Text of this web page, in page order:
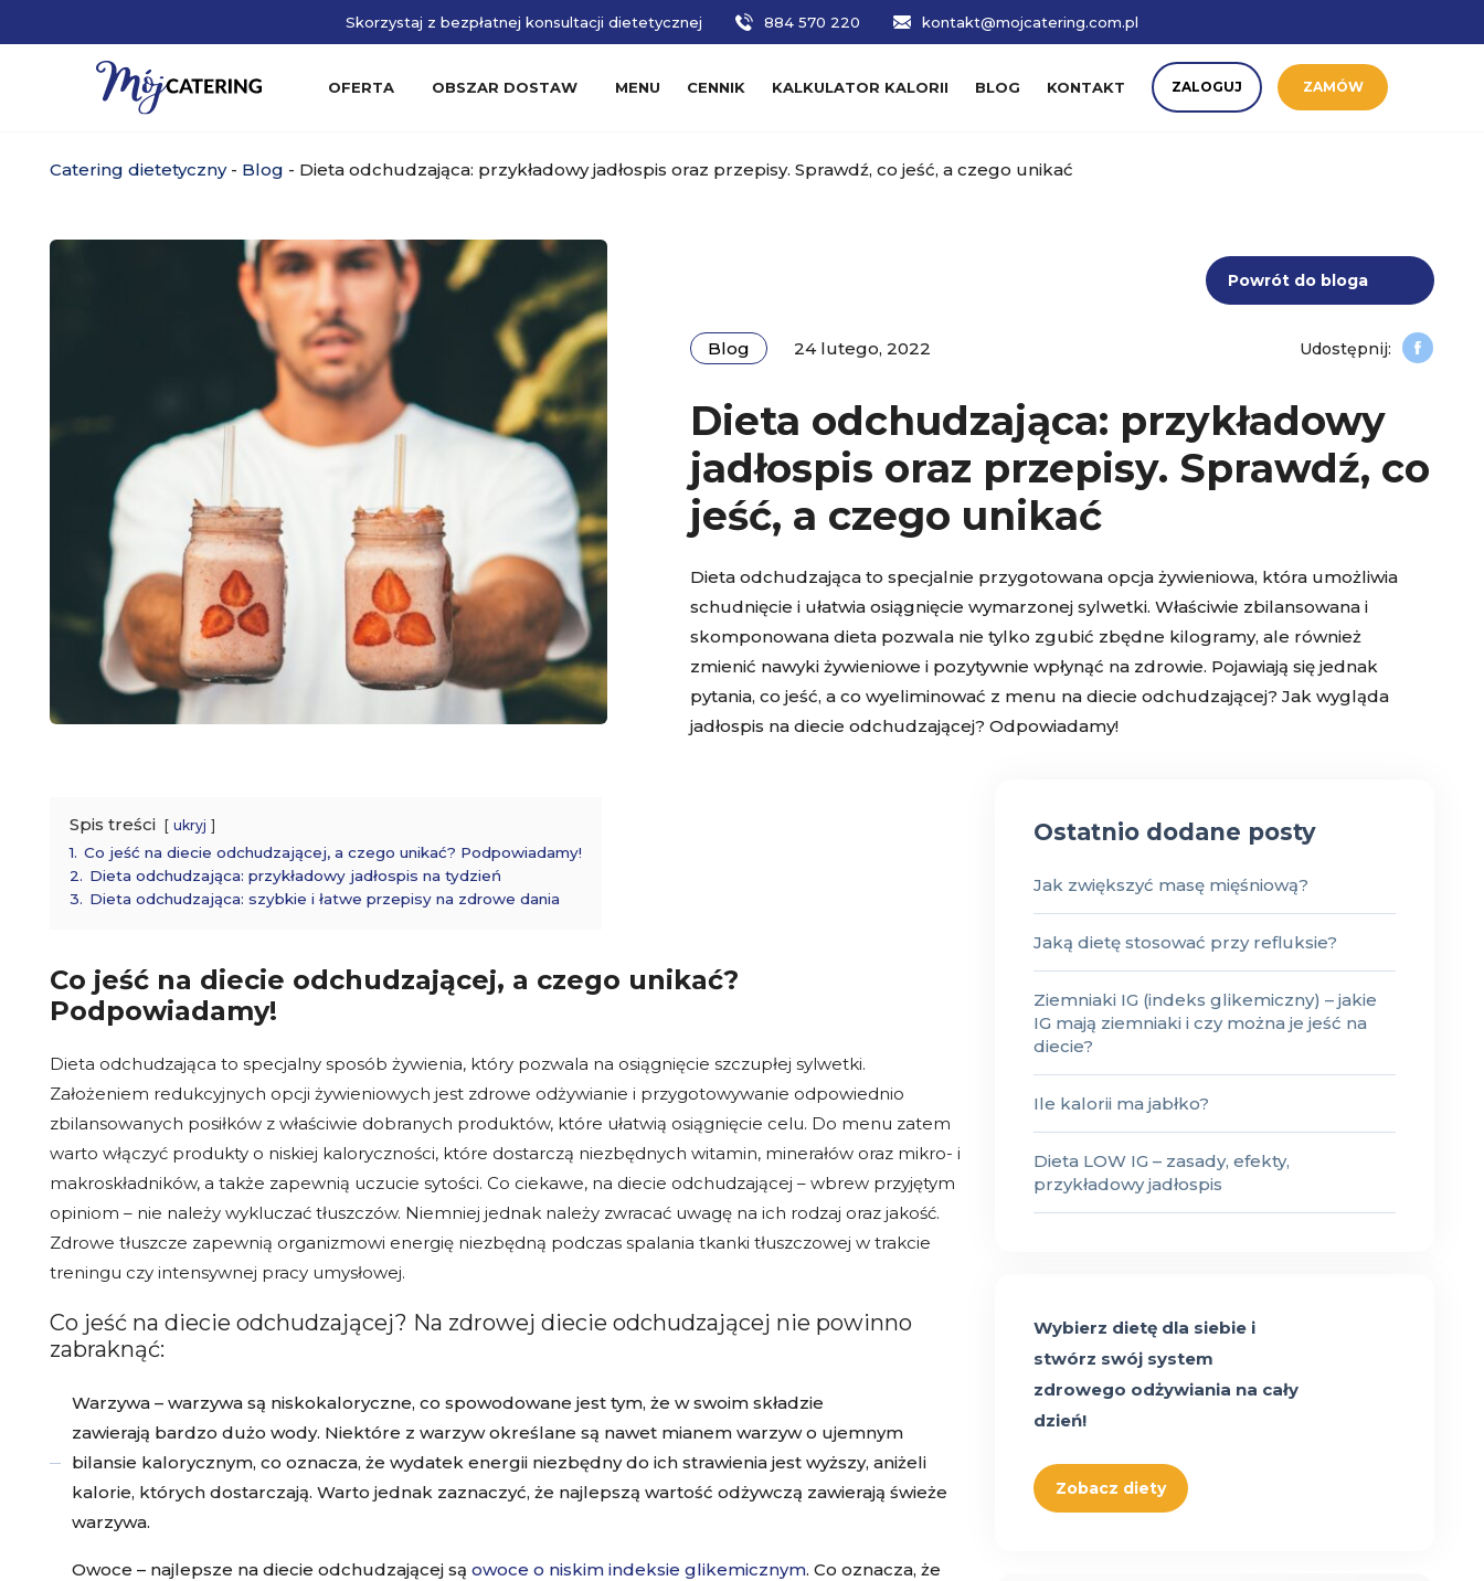
Skorzystaj z bezpłatnej konsultacji dietetycznej 884 570 220 kontakt@mojcatering.com.pl
OFERTA OBSZAR DOSTAW MENU CENNIK KALKULATOR KALORII BLOG KONTAKT ZALOGUJ ZAMÓW
Catering dietetyczny- Blog - Dieta odchudzająca: przykładowy jadłospis oraz przepisy. Sprawdź, co jeść, a czego unikać
Powrót do bloga
Blog 24 lutego, 2022
Dieta odchudzająca: przykładowy
jadłospis oraz przepisy. Sprawdź, co
jeść, a czego unikać
Dieta odchudzająca to specjalnie przygotowana opcja żywieniowa, która umożliwia
schudnięcie i ułatwia osiągnięcie wymarzonej sylwetki. Właściwie zbilansowana i
skomponowana dieta pozwala nie tylko zgubić zbędne kilogramy, ale również
zmienić nawyki żywieniowe i pozytywnie wpłynąć na zdrowie. Pojawiają się jednak
pytania, co jeść, a co wyeliminować z menu na diecie odchudzającej? Jak wygląda
jadłospis na diecie odchudzającej? Odpowiadamy!
Spis treści ukryj
1. Co jeść na diecie odchudzającej, a czego unikać? Podpowiadamy!
2. Dieta odchudzająca: przykładowy jadłospis na tydzień
3. Dieta odchudzająca: szybkie i łatwe przepisy na zdrowe dania
Co jeść na diecie odchudzającej, a czego unikać?
Podpowiadamy!
Dieta odchudzająca to specjalny sposób żywienia, który pozwala na osiągnięcie szczupłej sylwetki.
Założeniem redukcyjnych opcji żywieniowych jest zdrowe odżywianie i przygotowywanie odpowiednio
zbilansowanych posiłków z właściwie dobranych produktów, które ułatwią osiągnięcie celu. Do menu zatem
warto włączyć produkty o niskiej kaloryczności, które dostarczą niezbędnych witamin, minerałów oraz mikro- i
makroskładników, a także zapewnią uczucie sytości. Co ciekawe, na diecie odchudzającej – wbrew przyjętym
opiniom – nie należy wykluczać tłuszczów. Niemniej jednak należy zwracać uwagę na ich rodzaj oraz jakość.
Zdrowe tłuszcze zapewnią organizmowi energię niezbędną podczas spalania tkanki tłuszczowej w trakcie
treningu czy intensywnej pracy umysłowej.
Co jeść na diecie odchudzającej? Na zdrowej diecie odchudzającej nie powinno
zabraknąć:
Warzywa – warzywa są niskokaloryczne, co spowodowane jest tym, że w swoim składzie
zawierają bardzo dużo wody. Niektóre z warzyw określane są nawet mianem warzyw o ujemnym
bilansie kalorycznym, co oznacza, że wydatek energii niezbędny do ich strawienia jest wyższy, aniżeli
kalorie, których dostarczają. Warto jednak zaznaczyć, że najlepszą wartość odżywczą zawierają świeże
warzywa.
Owoce – najlepsze na diecie odchudzającej są owoce o niskim indeksie glikemicznym. Co oznacza, że
Ostatnio dodane posty
Jak zwiększyć masę mięśniową?
Jaką dietę stosować przy refluksie?
Ziemniaki IG (indeks glikemiczny) – jakie
IG mają ziemniaki i czy można je jeść na
diecie?
Ile kalorii ma jabłko?
Dieta LOW IG – zasady, efekty,
przykładowy jadłospis
Wybierz dietę dla siebie i
stwórz swój system
zdrowego odżywiania na cały
dzień!
Zobacz diety